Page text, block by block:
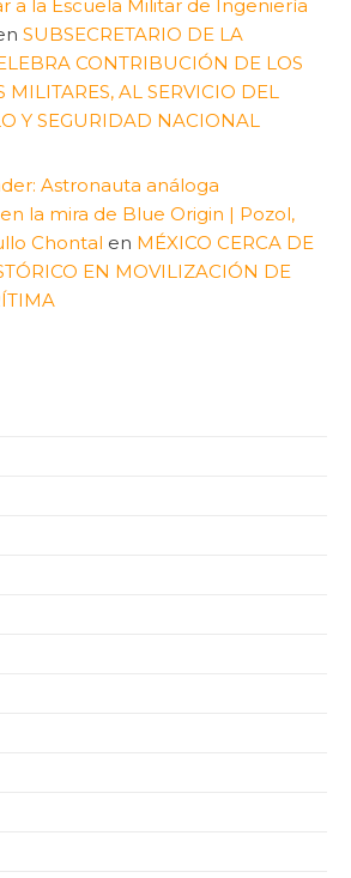
a la Escuela Militar de Ingeniería
SUBSECRETARIO DE LA
CONTRIBUCIÓN DE LOS
MILITARES, AL SERVICIO DEL
Y SEGURIDAD NACIONAL
Astronauta análoga
la mira de Blue Origin | Pozol,
Chontal en MÉXICO CERCA DE
EN MOVILIZACIÓN DE